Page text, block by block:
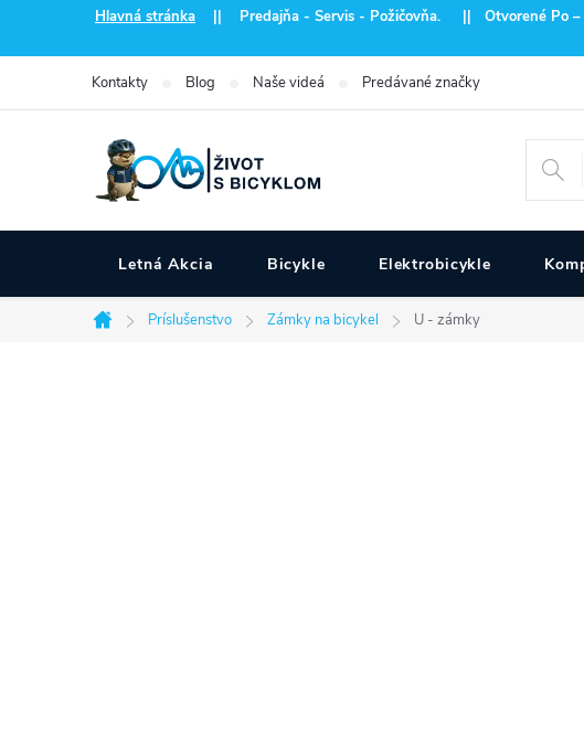
Hlavná stránka || Predajňa - Servis - Požičovňa. || Otvorené Po –
Kontakty Blog Naše videá Predávané značky
Letná Akcia Bicykle Elektrobicykle
Domov
Príslušenstvo Zámky na bicykel U - zámky